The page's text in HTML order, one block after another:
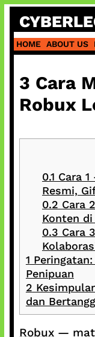
Skip
content
HOME ABOUT US
3 Cara
Robux
0.1 Cara
Resmi,
0.2 Cara
Konten
0.3 Cara
1
Penipuan
2
dan
Robux—